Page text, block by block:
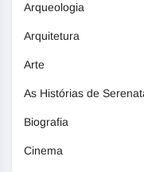
Arqueologia
Arquitetura
Arte
As Histórias de
Biografia
Cinema